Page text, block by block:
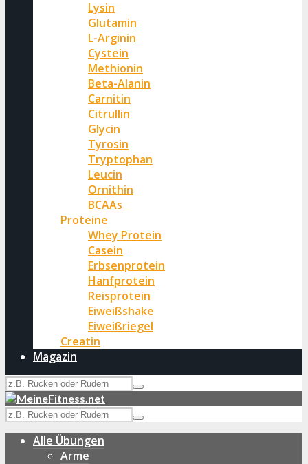
Lysin
Glutamin
L-Arginin
Cystein
Methionin
Beta-Alanin
Carnitin
Citrullin
Glycin
Tyrosin
Tryptophan
Leucin
Ornithin
BCAAs
Proteine
Whey Protein
Casein
Erbsenprotein
Hanfprotein
Reisprotein
Eiweißshake
Eiweißriegel
Creatin
Magazin
Alle Übungen
Arme